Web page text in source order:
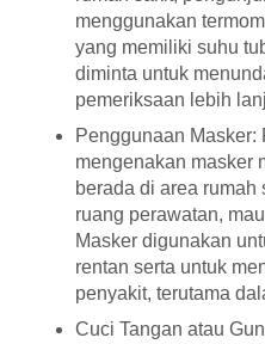
menggunakan
yang memiliki suhu
diminta untuk
pemeriksaan lebih
Penggunaan
mengenakan masker
berada di area rumah
ruang perawatan,
Masker digunakan
rentan serta untuk
penyakit, terutama
Cuci Tangan atau